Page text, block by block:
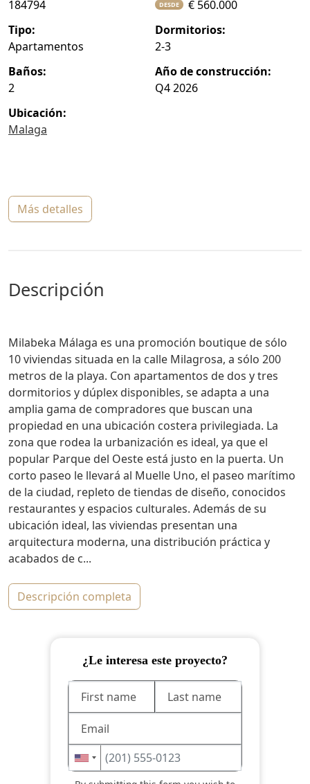
184794
DESDE
€ 560.000
tipo:
Apartamentos
dormitorios:
2-3
baños:
2
año de construcción:
Q4 2026
ubicación:
Malaga
más detalles
descripción
Milabeka Málaga es una promoción boutique de sólo
10 viviendas situada en la calle Milagrosa, a sólo 200
metros de la playa. Con apartamentos de dos y tres
dormitorios y dúplex disponibles, se adapta a una
amplia gama de compradores que buscan una
propiedad en una ubicación costera privilegiada. La
zona que rodea la urbanización es ideal, ya que el
popular Parque del Oeste está justo en la puerta. Un
corto paseo le llevará al Muelle Uno, el paseo marítimo
de la ciudad, repleto de tiendas de diseño, conocidos
restaurantes y espacios culturales. Además de su
ubicación ideal, las viviendas presentan una
arquitectura moderna, una distribución práctica y
acabados de c...
descripción completa
¿Le interesa este proyecto?